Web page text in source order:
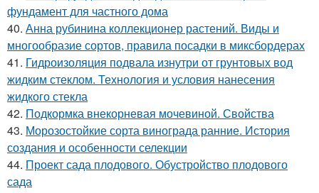
фундамент для частного дома
40. Анна рубинина коллекционер растений. Виды и
многообразие сортов, правила посадки в миксбордерах
41. Гидроизоляция подвала изнутри от грунтовых вод
жидким стеклом. Технология и условия нанесения
жидкого стекла
42. Подкормка внекорневая мочевиной. Свойства
43. Морозостойкие сорта винограда ранние. История
создания и особенности селекции
44. Проект сада плодового. Обустройство плодового
сада